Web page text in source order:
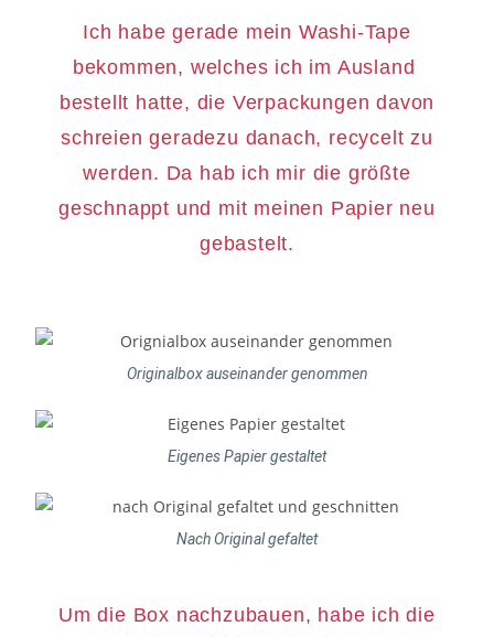
Ich habe gerade mein Washi-Tape
bekommen, welches ich im Ausland
bestellt hatte, die Verpackungen davon
schreien geradezu danach, recycelt zu
werden. Da hab ich mir die größte
geschnappt und mit meinen Papier neu
gebastelt.
Originalbox auseinander genommen
Eigenes Papier gestaltet
Nach Original gefaltet
Um die Box nachzubauen, habe ich die